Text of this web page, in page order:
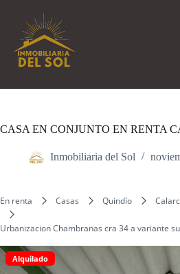
contenido
CASA EN CONJUNTO EN RENTA
Inmobiliaria del Sol
En renta Casas Quindío
Urbanizacion Chambranas cra 34 a variante
Alquilado